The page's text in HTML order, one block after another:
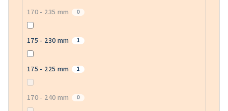
170 - 235 mm 0
175 - 230 mm 1
175 - 225 mm 1
170 - 240 mm 0